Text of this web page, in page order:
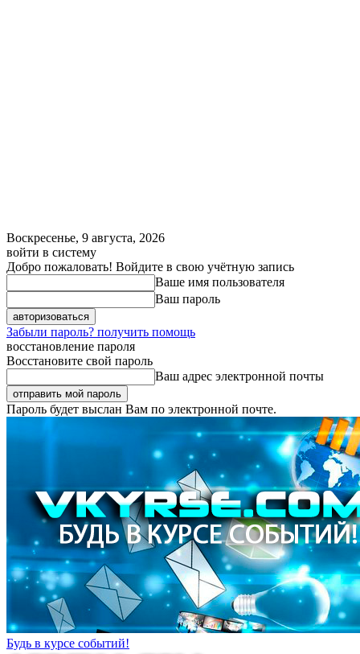
Воскресенье, 9 августа, 2026
войти в систему
Добро пожаловать! Войдите в свою учётную запись
Ваше имя пользователя
Ваш пароль
Забыли пароль? получить помощь
восстановление пароля
Восстановите свой пароль
Ваш адрес электронной почты
Пароль будет выслан Вам по электронной почте.
Будь в курсе событий!